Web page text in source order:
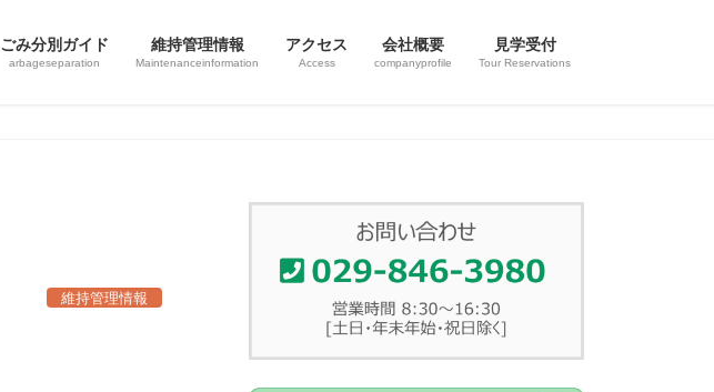
ごみ分別ガイド
arbageseparation
維持管理情報
Maintenanceinformation
アクセス
Access
会社概要
companyprofile
見学受付
Tour Reservations
維持管理情報